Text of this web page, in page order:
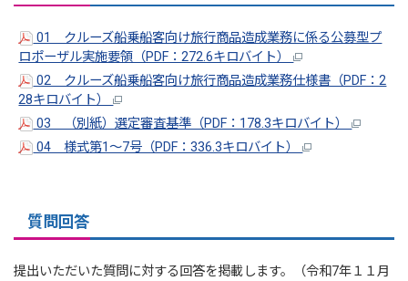
01 クルーズ船乗船客向け旅行商品造成業務に係る公募型プ
ロポーザル実施要領（PDF：272.6キロバイト）
02 クルーズ船乗船客向け旅行商品造成業務仕様書（PDF：2
28キロバイト）
03 （別紙）選定審査基準（PDF：178.3キロバイト）
04 様式第1～7号（PDF：336.3キロバイト）
質問回答
提出いただいた質問に対する回答を掲載します。（令和7年１１月